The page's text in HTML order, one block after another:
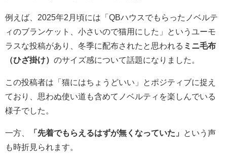
例えば、2025年2月頃には「QBハウスでもらったノベルテ
ィのブランケット、小さいので猫用にした」というユーモ
ラスな投稿があり、冬季に配布されたと思われる ミニ毛布
（ひざ掛け） のサイズ感について話題になりました。
この投稿者は「猫にはちょうどいい」とポジティブに捉え
ており、思わぬ使い道も含めてノベルティを楽しんでいる
様子でした。
一方、 「先着でもらえるはずが無くなっていた」
という声
も時折見られます。